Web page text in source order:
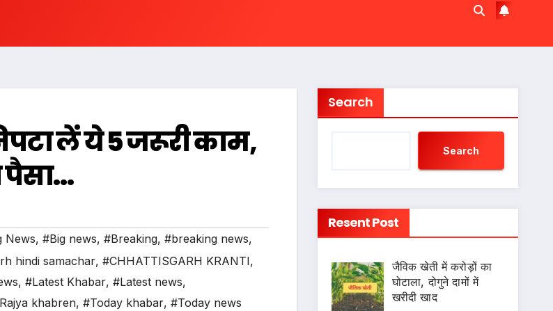
लें ये 5 जरूरी काम,
News, #Big news, #Breaking, #breaking news,
hindi samachar, #CHHATTISGARH KRANTI,
, #Latest Khabar, #Latest news,
khabren, #Today khabar, #Today news
Search
Search
Resent Post
जैविक खेती में करोड़ों का
घोटाला, दोगुने दामों में
खरीदी खाद